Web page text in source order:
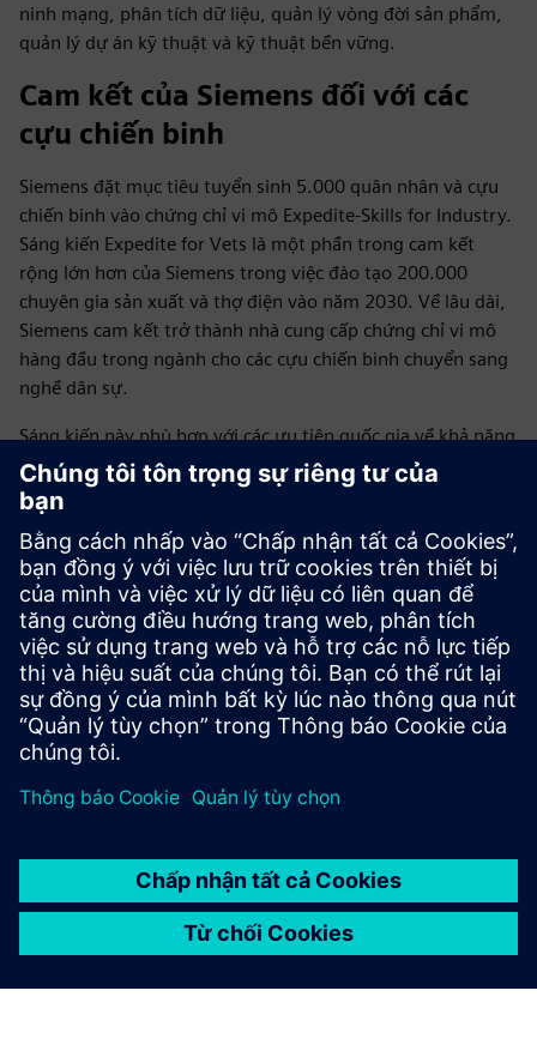
ninh mạng, phân tích dữ liệu, quản lý vòng đời sản phẩm,
quản lý dự án kỹ thuật và kỹ thuật bền vững.
Cam kết của Siemens đối với các
cựu chiến binh
Siemens đặt mục tiêu tuyển sinh 5.000 quân nhân và cựu
chiến binh vào chứng chỉ vi mô Expedite-Skills for Industry.
Sáng kiến Expedite for Vets là một phần trong cam kết
rộng lớn hơn của Siemens trong việc đào tạo 200.000
chuyên gia sản xuất và thợ điện vào năm 2030. Về lâu dài,
Siemens cam kết trở thành nhà cung cấp chứng chỉ vi mô
hàng đầu trong ngành cho các cựu chiến binh chuyển sang
nghề dân sự.
Sáng kiến này phù hợp với các ưu tiên quốc gia về khả năng
cạnh tranh kinh tế, phát triển lực lượng lao động và hỗ trợ
cho cộng đồng quân sự.
Dịch vụ của bạn đã chuẩn bị cho bạn lãnh đạo. Hãy để
chúng tôi chuẩn bị cho nhiệm vụ tiếp theo của bạn.
Tìm hiểu thêm về chương trình chứng chỉ vi mô Expedite
for Vets và đăng ký ngay hôm nay →
Xuất bản: Ngày 2 tháng 6 năm 2026